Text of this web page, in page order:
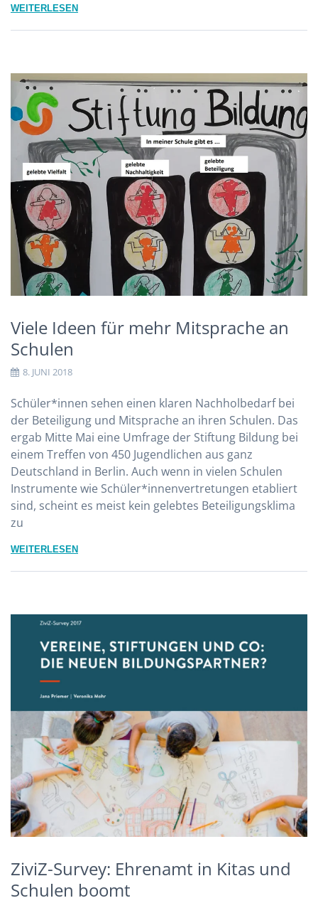
WEITERLESEN
Viele Ideen für mehr Mitsprache an
Schulen
8. JUNI 2018
Schüler*innen sehen einen klaren Nachholbedarf bei
der Beteiligung und Mitsprache an ihren Schulen. Das
ergab Mitte Mai eine Umfrage der Stiftung Bildung bei
einem Treffen von 450 Jugendlichen aus ganz
Deutschland in Berlin. Auch wenn in vielen Schulen
Instrumente wie Schüler*innenvertretungen etabliert
sind, scheint es meist kein gelebtes Beteiligungsklima
zu
WEITERLESEN
ZiviZ-Survey: Ehrenamt in Kitas und
Schulen boomt